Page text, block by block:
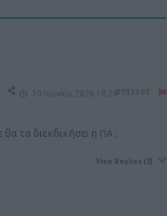
10 Ιουνίου 2026 18:26
τα διεκδικήσει η ΠΑ ;
View Replies (2)